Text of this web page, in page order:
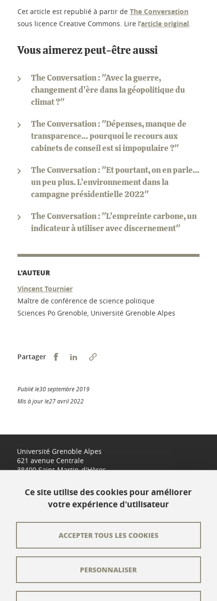
Cet article est republié à partir de The Conversation
sous licence Creative Commons. Lire l’article original.
Vous aimerez peut-être aussi
The Conversation : "Avec la guerre,
changement d’ère dans la géopolitique du
climat ?"
The Conversation : "Dépenses, manque de
transparence… pourquoi le recours aux
cabinets de conseil est si impopulaire ?"
The Conversation : "Et pourtant, on en parle…
un peu plus. L’environnement dans la
campagne présidentielle 2022"
The Conversation : "L’empreinte carbone, un
indicateur à utiliser avec discernement"
L'AUTEUR
Vincent Tournier
Maître de conférence de science politique
Sciences Po Grenoble, Université Grenoble Alpes
Partager Partager sur Facebook
Partager sur LinkedIn
Publié le30 septembre 2019
Mis à jour le27 avril 2022
Université Grenoble Alpes
621 avenue Centrale
38400 Saint-Martin-d'Hères
L'équipe éditoriale
Crédits
Ce site utilise des cookies pour améliorer
votre expérience d'utilisateur
ACCEPTER TOUS LES COOKIES
PERSONNALISER